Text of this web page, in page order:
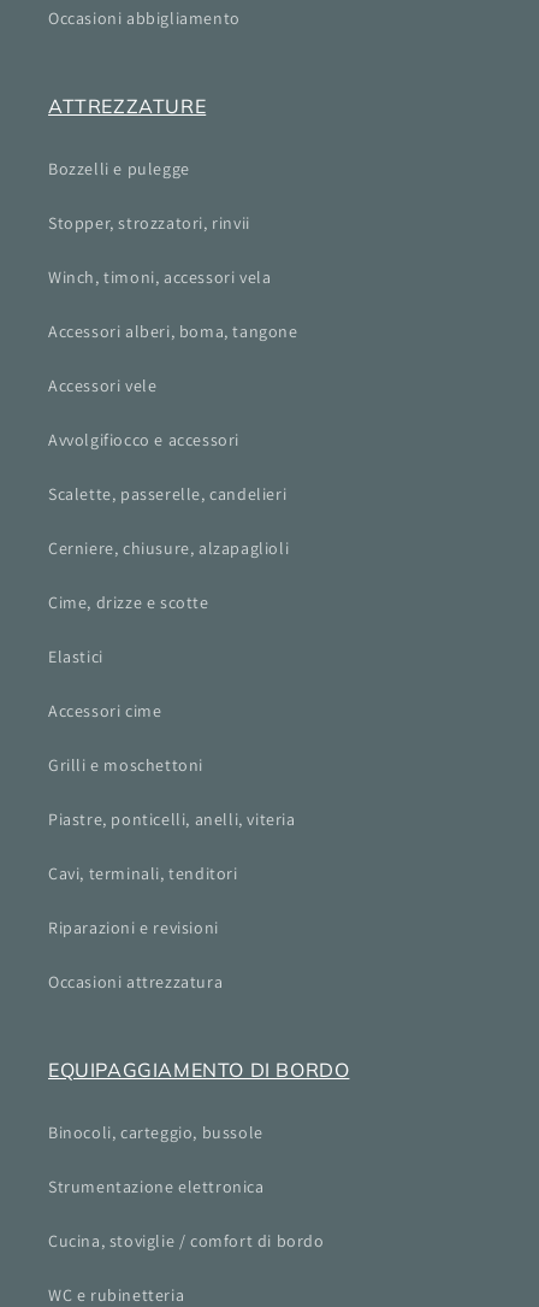
Occasioni abbigliamento
ATTREZZATURE
Bozzelli e pulegge
Stopper, strozzatori, rinvii
Winch, timoni, accessori vela
Accessori alberi, boma, tangone
Accessori vele
Avvolgifiocco e accessori
Scalette, passerelle, candelieri
Cerniere, chiusure, alzapaglioli
Cime, drizze e scotte
Elastici
Accessori cime
Grilli e moschettoni
Piastre, ponticelli, anelli, viteria
Cavi, terminali, tenditori
Riparazioni e revisioni
Occasioni attrezzatura
EQUIPAGGIAMENTO DI BORDO
Binocoli, carteggio, bussole
Strumentazione elettronica
Cucina, stoviglie / comfort di bordo
WC e rubinetteria